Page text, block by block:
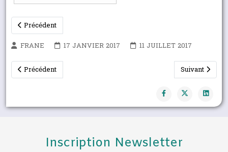
Précédent
FRANE
17 JANVIER 2017
11 JUILLET 2017
Article précédent : Tous à la cart’eau : Recensement des cours
Précédent Article
Suivant
Inscription Newsletter